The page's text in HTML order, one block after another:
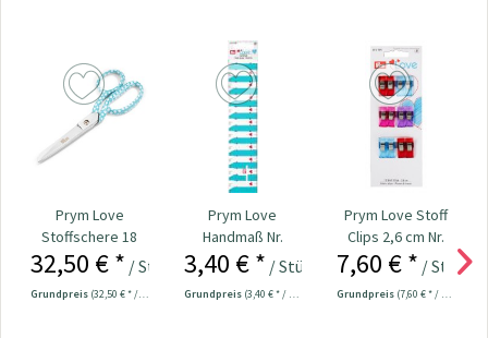
Prym Love
Stoffschere 18
cm Nr. 610540
32,50 € * / Stück
Grundpreis (32,50 € * / 1 Stück)
Prym Love
Handmaß Nr.
610728
3,40 € * / Stück
Grundpreis (3,40 € * / 1 Stück)
Prym Love Stoff
Clips 2,6 cm Nr.
610180
7,60 € * / Stück
Grundpreis (7,60 € * / 1 Stück)